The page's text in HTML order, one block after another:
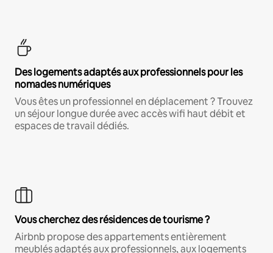
Des logements adaptés aux professionnels pour les
nomades numériques
Vous êtes un professionnel en déplacement ? Trouvez
un séjour longue durée avec accès wifi haut débit et
espaces de travail dédiés.
Vous cherchez des résidences de tourisme ?
Airbnb propose des appartements entièrement
meublés adaptés aux professionnels, aux logements